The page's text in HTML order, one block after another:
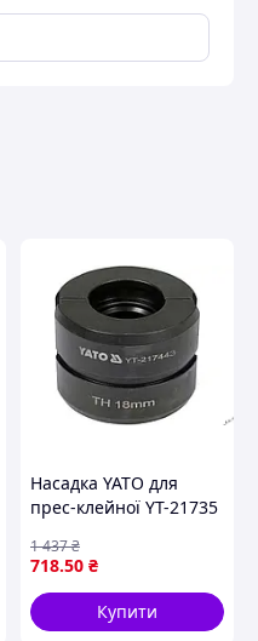
Насадка YATO для
прес-клейної YT-21735
кількістю 50 штук
718.50 ₴
1 437₴
Купити